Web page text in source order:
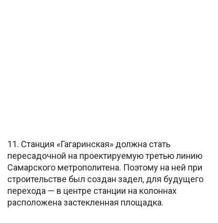
11. Станция «Гагаринская» должна стать
пересадочной на проектируемую третью линию
Самарского метрополитена. Поэтому на ней при
строительстве был создан задел, для будущего
перехода — в центре станции на колоннах
расположена застекленная площадка.